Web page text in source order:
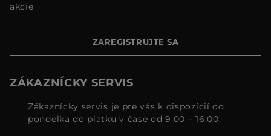
akcie
ZAREGISTRUJTE SA
ZÁKAZNÍCKY SERVIS
Zákaznícky servis je pre vás k dispozícií od
pondelka do piatku v čase od 9:00 – 16:00.